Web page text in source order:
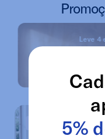
Leve 4
5%